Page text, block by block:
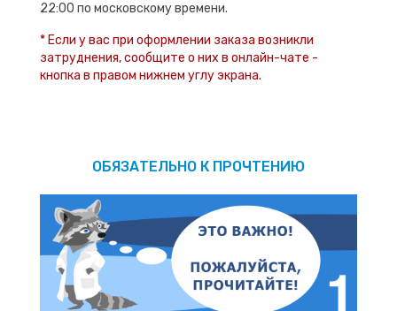
22:00 по московскому времени.
* Если у вас при оформлении заказа возникли
затруднения, сообщите о них в онлайн-чате -
кнопка в правом нижнем углу экрана.
ОБЯЗАТЕЛЬНО К ПРОЧТЕНИЮ